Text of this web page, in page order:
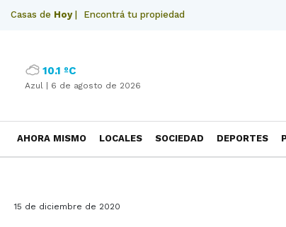
Casas de Hoy| Encontrá tu propiedad
10.1 ºC
Azul | 6 de agosto de 2026
AHORA MISMO LOCALES SOCIEDAD DEPORTES
15 de diciembre de 2020